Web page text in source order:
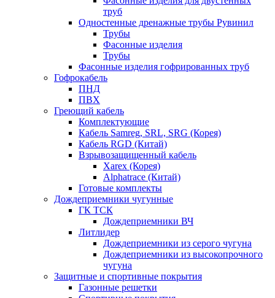
труб
Одностенные дренажные трубы Рувинил
Трубы
Фасонные изделия
Трубы
Фасонные изделия гофрированных труб
Гофрокабель
ПНД
ПВХ
Греющий кабель
Комплектующие
Кабель Samreg, SRL, SRG (Корея)
Кабель RGD (Китай)
Взрывозащищенный кабель
Xarex (Корея)
Alphatrace (Китай)
Готовые комплекты
Дождеприемники чугунные
ГК ТСК
Дождеприемники ВЧ
Литлидер
Дождеприемники из серого чугуна
Дождеприемники из высокопрочного
чугуна
Защитные и спортивные покрытия
Газонные решетки